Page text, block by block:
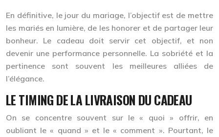
En définitive, le jour du mariage, l’objectif est de mettre
les mariés en lumière, de les honorer et de partager leur
bonheur. Le cadeau doit servir cet objectif, et non
devenir une performance personnelle. La sobriété et la
pertinence sont souvent les meilleures alliées de
l’élégance.
LE TIMING DE LA LIVRAISON DU CADEAU
On se concentre souvent sur le « quoi » offrir, en
oubliant le « quand » et le « comment ». Pourtant, le